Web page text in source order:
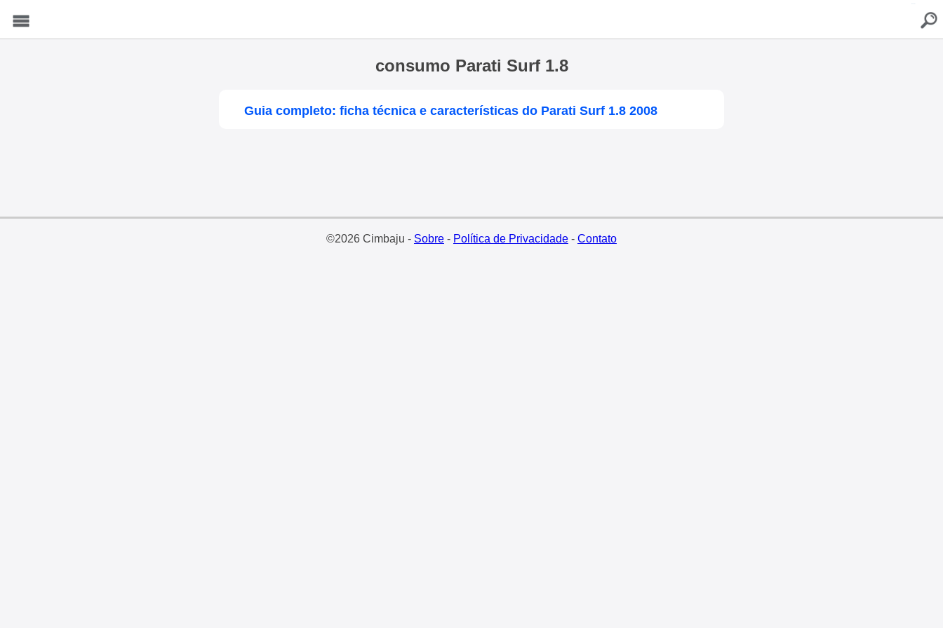
consumo Parati Surf 1.8
Guia completo: ficha técnica e características do Parati Surf 1.8 2008
©2026 Cimbaju - Sobre- Política de Privacidade- Contato